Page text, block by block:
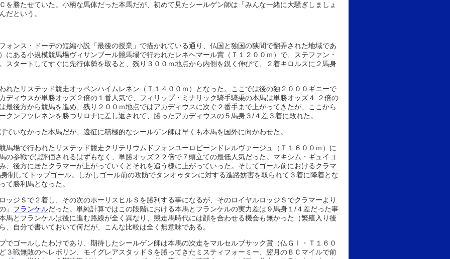
を勝たせていた。小柄な馬体だった本馬だが、初めて見たシールゲン師は「みんな一緒に大騒ぎしましょ
だという。
ォンス・ドーデの短編小説「最後の授業」で描かれている通り、仏国と独国の狭間で翻弄された地域であ
にある小規模競馬場ヴィサンブール競馬場で行われたレネヘマール賞（Ｔ１２００ｍ）で、ステファン・
スタートしてすぐに先行体勢を取ると、残り３００ｍ地点から内側を鋭く伸びて、２着キロルスに２馬身
れたリステッド競走オッペンハイムレネン（Ｔ１４００ｍ）となった。ここでは後の独２０００ギニーで
ディウスが単勝オッズ２倍の１番人気で、フィリップ・ミナリック騎手騎乗の本馬は単勝オッズ４.２倍の
最後方から競馬を進め、残り２００ｍ地点ではアカディウスに次ぐ２番手まで上がってきたが、ここから
ンフツレネンを勝つサロナに差し返されて、勝ったアカディウスの５馬身３/４差３着に敗れた。
ていなかった本馬だが、遠征に積極的なシールゲン師は早くも本馬を国外に向かわせた。
馬場で行われたリステッド競走クリテリウムドフォンユーロピーンドレルヴァージュ（Ｔ１６００ｍ）に
の参戦では評価されるはずもなく、単勝オッズ２２倍で７頭立ての最低人気だった。マキシム・ギュイヨ
、後方に居たクラマーが上がっていくとそれを追う様に上がっていった。そしてゴール前におけるクラマ
制してトップゴール。しかしゴール前の攻防でタンオゥタンに対する進路妨害を取られて３着に降着とな
て勝利馬となった。
ッジＳで２着し、その次のホーリスヒルＳを勝利する事になるが、そのロイヤルロッジＳでクラマーより
」 フランケルだった。単純計算ではこの段階における本馬とフランケルの実力差は９馬身１/４差だった事
馬とフランケルは後に進む路線が全く異なり、競走馬時代には顔を合わせる機会も無かった（繁殖入り後
、自分で書いておいて何だが、こんな比較は全く無意味である。
でゴールしたわけであり、期待したシールゲン師は本馬の次走をマルセルブサック賞（仏ＧⅠ・Ｔ１６０
３戦無敗のヘレボリン、モイグレアスタッドＳを勝ってきたミスティフォーミー、翌月のＢＣマイルで前